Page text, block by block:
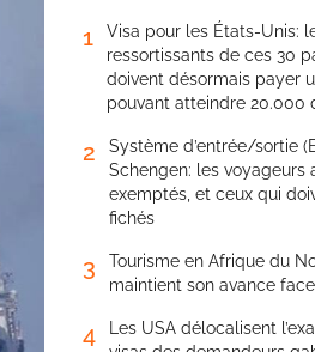
1
Visa pour les États-Unis:
ressortissants de ces 30
doivent désormais payer
pouvant atteindre 20.000
2
Système d’entrée/sortie
Schengen: les voyageurs
exemptés, et ceux qui
fichés
3
Tourisme en Afrique du
maintient son avance
4
Les USA délocalisent